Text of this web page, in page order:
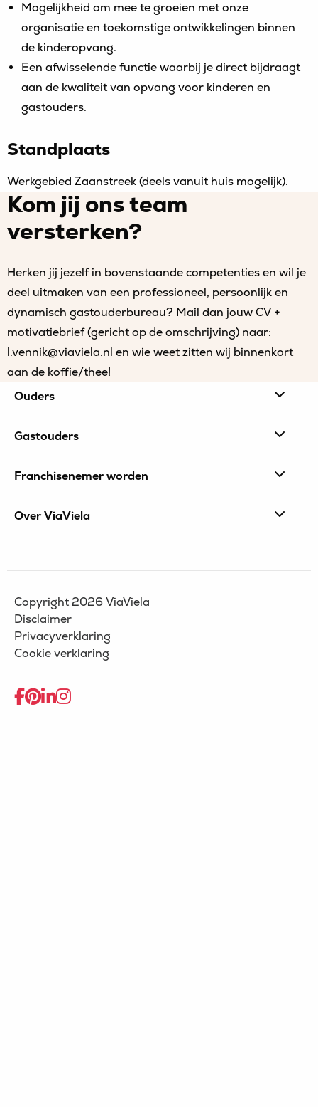
Mogelijkheid om mee te groeien met onze
organisatie en toekomstige ontwikkelingen binnen
de kinderopvang.
Een afwisselende functie waarbij je direct bijdraagt
aan de kwaliteit van opvang voor kinderen en
gastouders.
Standplaats
Werkgebied Zaanstreek (deels vanuit huis mogelijk).
Kom jij ons team
versterken?
Herken jij jezelf in bovenstaande competenties en wil je
deel uitmaken van een professioneel, persoonlijk en
dynamisch gastouderbureau? Mail dan jouw CV +
motivatiebrief (gericht op de omschrijving) naar:
l.vennik@viaviela.nl en wie weet zitten wij binnenkort
aan de koffie/thee!
Site
footer
Ouders
Gastouders
Franchisenemer worden
Over ViaViela
Copyright 2026 ViaViela
Disclaimer
Privacyverklaring
Cookie verklaring
GaGaGaGa